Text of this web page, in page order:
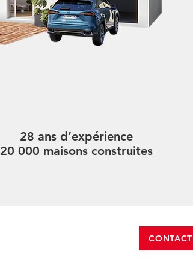
28 ans d’expérience
20 000 maisons construites